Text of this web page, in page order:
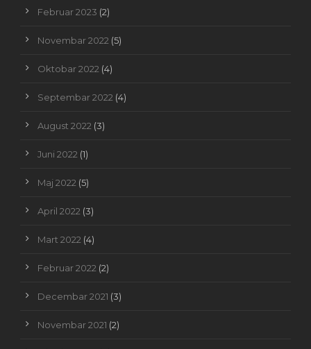
Februar 2023 (2)
Novembar 2022 (5)
Oktobar 2022 (4)
Septembar 2022 (4)
August 2022 (3)
Juni 2022 (1)
Maj 2022 (5)
April 2022 (3)
Mart 2022 (4)
Februar 2022 (2)
Decembar 2021 (3)
Novembar 2021 (2)